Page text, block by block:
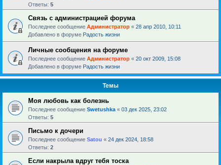
Ответы: 5
Связь с администрацией форума
Последнее сообщение Администратор « 28 апр 2010, 10:11
Добавлено в форуме Радость жизни
Личные сообщения на форуме
Последнее сообщение Администратор « 20 окт 2009, 15:08
Добавлено в форуме Радость жизни
Темы
Моя любовь как болезнь
Последнее сообщение Swetushka « 03 дек 2025, 23:02
Ответы: 5
Письмо к дочери
Последнее сообщение Satou « 24 дек 2024, 18:58
Ответы: 2
Если накрыла вдруг тебя тоска